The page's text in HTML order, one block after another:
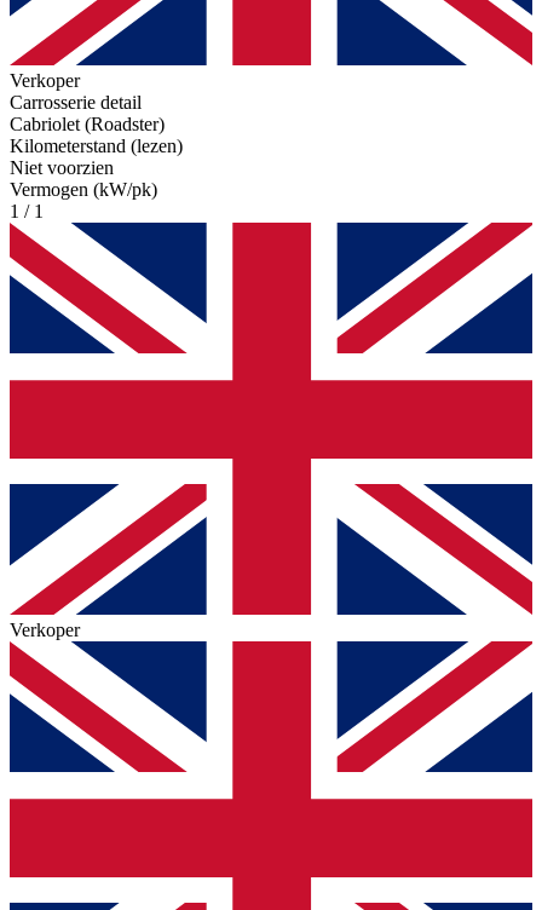
Verkoper
Carrosserie detail
Cabriolet (Roadster)
Kilometerstand (lezen)
Niet voorzien
Vermogen (kW/pk)
1 / 1
Verkoper